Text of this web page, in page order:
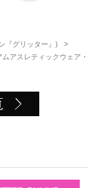
『グリッター』) >
アスレティックウェア・